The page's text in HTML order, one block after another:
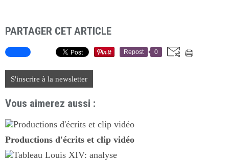
PARTAGER CET ARTICLE
Repost 0
S'inscrire à la newsletter
Vous aimerez aussi :
Productions d'écrits et clip vidéo